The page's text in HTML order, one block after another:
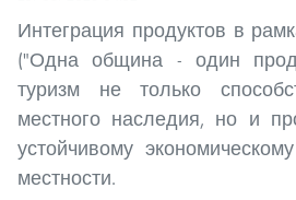
Интеграция продуктов в
("Одна община - один
туризм не только
местного наследия, но и
устойчивому
местности.